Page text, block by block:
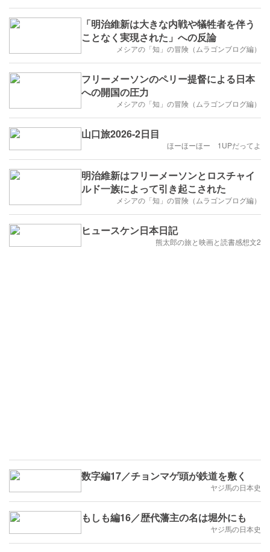
「明治維新は大きな内戦や犠牲者を伴う
ことなく実現された」への反論
メシアの「知」の冒険（ムラゴンブログ編）
フリーメーソンのペリー提督による日本
への開国の圧力
メシアの「知」の冒険（ムラゴンブログ編）
山口旅2026-2日目
ほーほーほー 1UPだってよ
明治維新はフリーメーソンとロスチャイ
ルド一族によって引き起こされた
メシアの「知」の冒険（ムラゴンブログ編）
ヒュースケン日本日記
熊太郎の旅と映画と読書感想文2
数字編17／チョンマゲ頭が鉄道を敷く
ヤジ馬の日本史
もしも編16／歴代藩主の名は堀外にも
ヤジ馬の日本史